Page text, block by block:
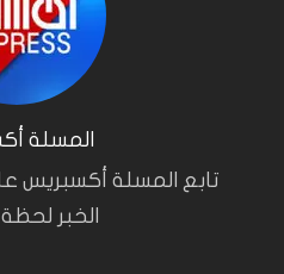
المسلة
تابع المسلة أكسبريس
الخبر